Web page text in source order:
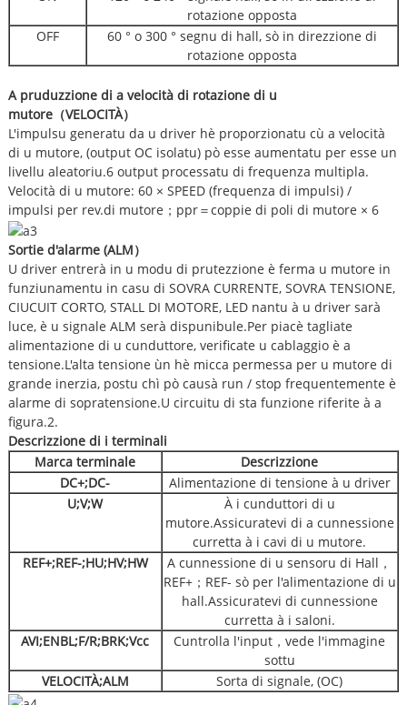
rotazione opposta
OFF
60 ° o 300 ° segnu di hall, sò in direzzione di
rotazione opposta
A pruduzzione di a velocità di rotazione di u
mutore（VELOCITÀ）
L'impulsu generatu da u driver hè proporzionatu cù a velocità
di u mutore, (output OC isolatu) pò esse aumentatu per esse un
livellu aleatoriu.6 output processatu di frequenza multipla.
Velocità di u mutore: 60 × SPEED (frequenza di impulsi) /
impulsi per rev.di mutore；ppr＝coppie di poli di mutore × 6
Sortie d'alarme (ALM）
U driver entrerà in u modu di prutezzione è ferma u mutore in
funziunamentu in casu di SOVRA CURRENTE, SOVRA TENSIONE,
CIUCUIT CORTO, STALL DI MOTORE, LED nantu à u driver sarà
luce, è u signale ALM serà dispunibule.Per piacè tagliate
alimentazione di u cunduttore, verificate u cablaggio è a
tensione.L'alta tensione ùn hè micca permessa per u mutore di
grande inerzia, postu chì pò causà run / stop frequentemente è
alarme di sopratensione.U circuitu di sta funzione riferite à a
figura.2.
Descrizzione di i terminali
Marca terminale
Descrizzione
DC+;DC-
Alimentazione di tensione à u driver
U;V;W
À i cunduttori di u
mutore.Assicuratevi di a cunnessione
curretta à i cavi di u mutore.
REF+;REF-;HU;HV;HW
A cunnessione di u sensoru di Hall，
REF+；REF- sò per l'alimentazione di u
hall.Assicuratevi di cunnessione
curretta à i saloni.
AVI;ENBL;F/R;BRK;Vcc
Cuntrolla l'input，vede l'immagine
sottu
VELOCITÀ;ALM Sorta di signale, (OC)